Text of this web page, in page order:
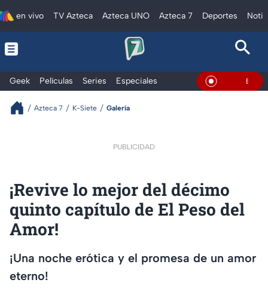
en vivo TV Azteca Azteca UNO Azteca 7 Deportes
Geek Películas Series Especiales En Vivo
Azteca 7 K-Siete Galería
PUBLICIDAD
¡Revive lo mejor del décimo
quinto capítulo de El Peso del
Amor!
¡Una noche erótica y el promesa de un amor
eterno!